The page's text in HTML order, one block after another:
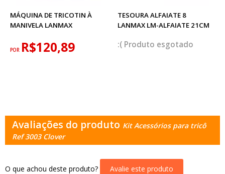
MÁQUINA DE TRICOTIN À
MANIVELA LANMAX
POR R$120,89
TESOURA ALFAIATE 8
LANMAX LM-ALFAIATE 21CM
esgotado
Avaliações do produto Kit Acessórios para tricô
Ref 3003 Clover
O que achou deste produto? Avalie este produto